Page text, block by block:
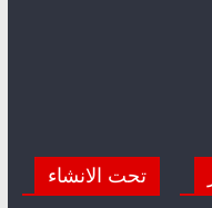
تحت الانشاء